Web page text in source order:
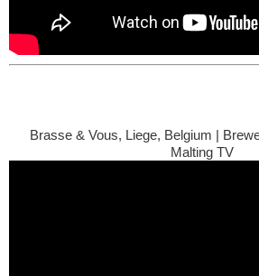
Brasse & Vous, Liege, Belgium |
Malting TV